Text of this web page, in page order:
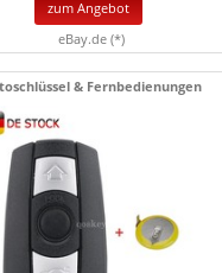
zum Angebot
eBay.de (*)
& Fernbedienungen